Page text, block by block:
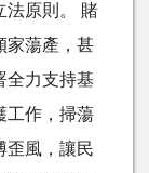
法原則。 賭
家蕩產，甚
全力支持基
工作，掃蕩
歪風，讓民